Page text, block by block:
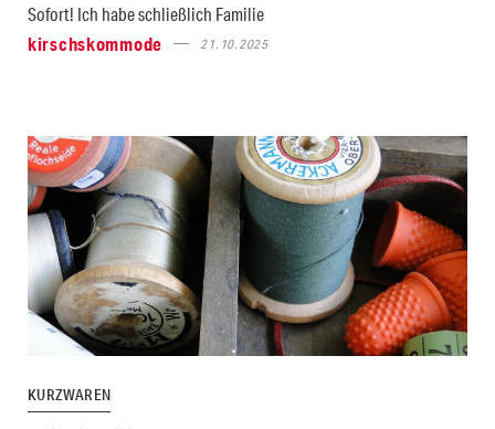
Sofort! Ich habe schließlich Familie
kirschskommode
21.10.2025
KURZWAREN